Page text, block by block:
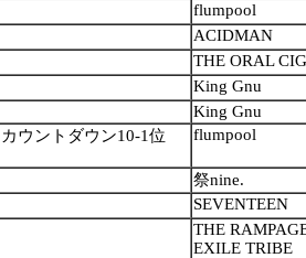
flumpool
ACIDMAN
THE ORAL
King Gnu
King Gnu
ウントダウン10-1位
flumpool
祭nine.
SEVENTEEN
THE
EXILE TRIBE